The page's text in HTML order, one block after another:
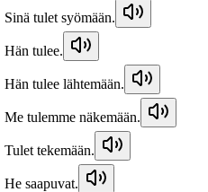
Sinä tulet syömään.
Hän tulee.
Hän tulee lähtemään.
Me tulemme näkemään.
Tulet tekemään.
He saapuvat.